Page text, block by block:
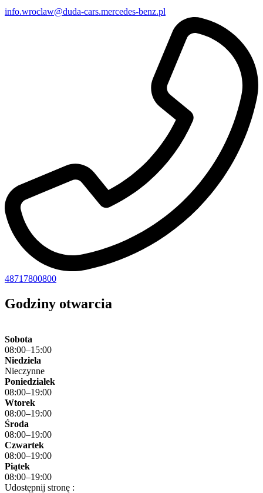
info​.wroclaw@​duda-cars.mercedes-benz.pl
48717800800
Godziny otwarcia
Sobota
08:00–15:00
Niedziela
Nieczynne
Poniedziałek
08:00–19:00
Wtorek
08:00–19:00
Środa
08:00–19:00
Czwartek
08:00–19:00
Piątek
08:00–19:00
Udostępnij stronę :